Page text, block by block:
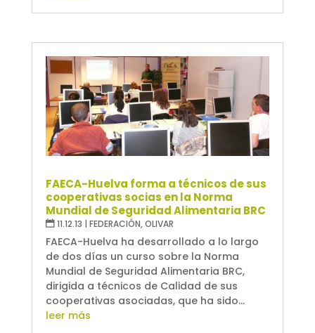
FAECA-Huelva forma a técnicos de sus
cooperativas socias en la Norma
Mundial de Seguridad Alimentaria BRC
11.12.13 | FEDERACIÓN,OLIVAR
FAECA-Huelva ha desarrollado a lo largo
de dos días un curso sobre la Norma
Mundial de Seguridad Alimentaria BRC,
dirigida a técnicos de Calidad de sus
cooperativas asociadas, que ha sido...
leer más